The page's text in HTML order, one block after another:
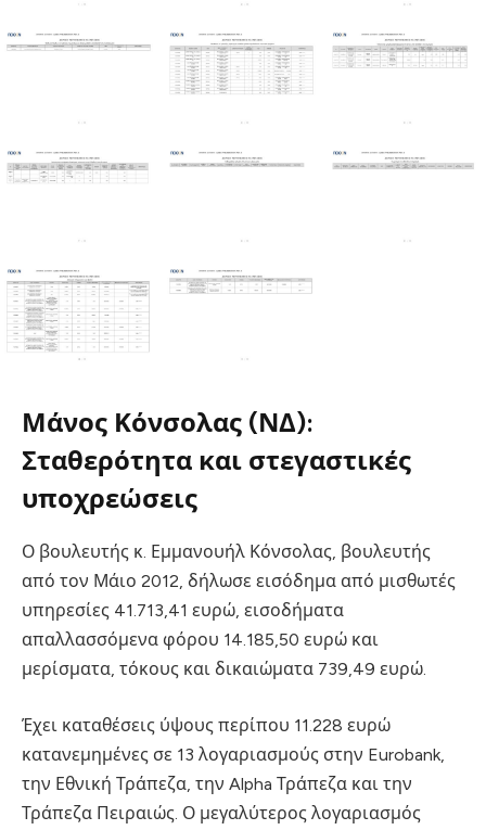
Μάνος Κόνσολας (ΝΔ):
Σταθερότητα και στεγαστικές
υποχρεώσεις
Ο βουλευτής κ. Εμμανουήλ Κόνσολας, βουλευτής
από τον Μάιο 2012, δήλωσε εισόδημα από μισθωτές
υπηρεσίες 41.713,41 ευρώ, εισοδήματα
απαλλασσόμενα φόρου 14.185,50 ευρώ και
μερίσματα, τόκους και δικαιώματα 739,49 ευρώ.
Έχει καταθέσεις ύψους περίπου 11.228 ευρώ
κατανεμημένες σε 13 λογαριασμούς στην Eurobank,
την Εθνική Τράπεζα, την Alpha Τράπεζα και την
Τράπεζα Πειραιώς. Ο μεγαλύτερος λογαριασμός